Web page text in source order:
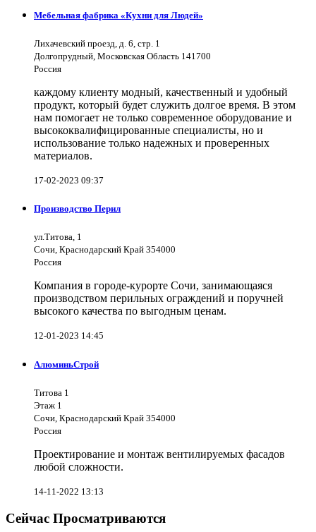
Мебельная фабрика «Кухни для Людей»
Лихачевский проезд, д. 6, стр. 1
Долгопрудный, Московская Область 141700
Россия
каждому клиенту модный, качественный и удобный
продукт, который будет служить долгое время. В этом
нам помогает не только современное оборудование и
высококвалифицированные специалисты, но и
использование только надежных и проверенных
материалов.
17-02-2023 09:37
Производство Перил
ул.Титова, 1
Сочи, Краснодарский Край 354000
Россия
Компания в городе-курорте Сочи, занимающаяся
производством перильных ограждений и поручней
высокого качества по выгодным ценам.
12-01-2023 14:45
АлюминьСтрой
Титова 1
Этаж 1
Сочи, Краснодарский Край 354000
Россия
Проектирование и монтаж вентилируемых фасадов
любой сложности.
14-11-2022 13:13
Сейчас Просматриваются